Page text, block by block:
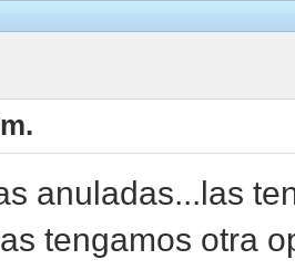
anuladas...las
tengamos otra